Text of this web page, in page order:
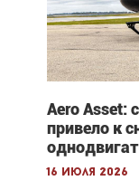
Aero Asset:
привело к
16 июля 2026